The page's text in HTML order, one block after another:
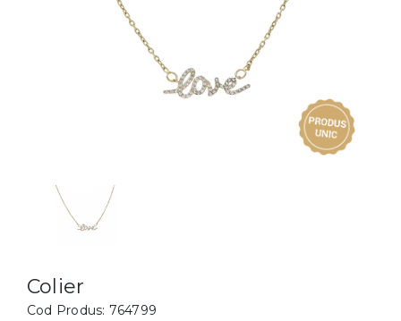
BIJUTERII COPII
Cercei
Bratari
Colier
Cod Produs: 764799